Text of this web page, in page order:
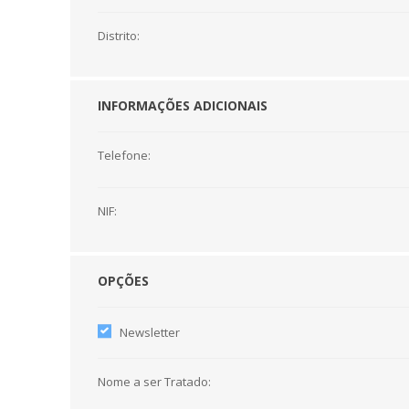
Distrito:
INFORMAÇÕES ADICIONAIS
Telefone:
NIF:
OPÇÕES
Newsletter
Nome a ser Tratado: